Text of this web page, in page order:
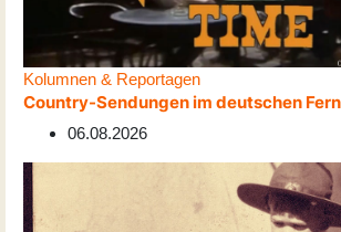
Kolumnen & Reportagen
Country-Sendungen im deutschen
06.08.2026